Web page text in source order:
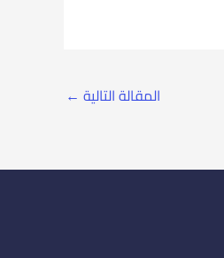
المقالة التالية ←